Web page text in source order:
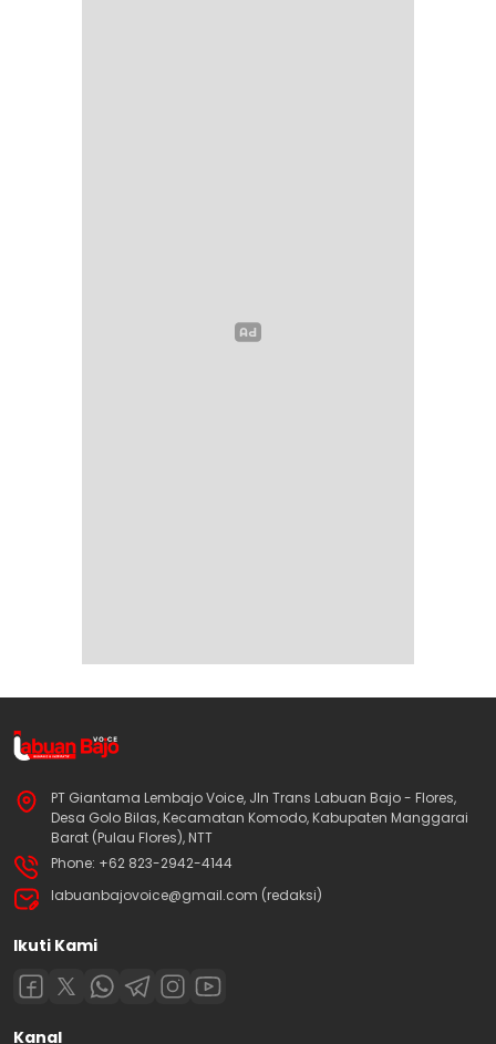
PT Giantama Lembajo Voice, Jln Trans Labuan Bajo - Flores,
Desa Golo Bilas, Kecamatan Komodo, Kabupaten Manggarai
Barat (Pulau Flores), NTT
Phone: +62 823-2942-4144
labuanbajovoice@gmail.com (redaksi)
Ikuti Kami
Kanal